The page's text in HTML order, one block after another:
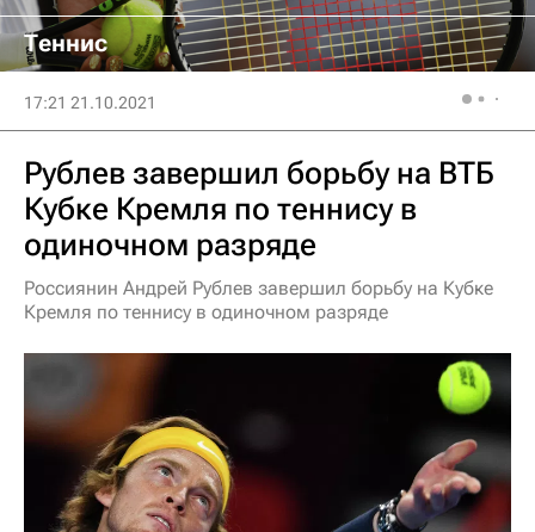
Теннис
17:21 21.10.2021
Рублев завершил борьбу на ВТБ
Кубке Кремля по теннису в
одиночном разряде
Россиянин Андрей Рублев завершил борьбу на Кубке
Кремля по теннису в одиночном разряде